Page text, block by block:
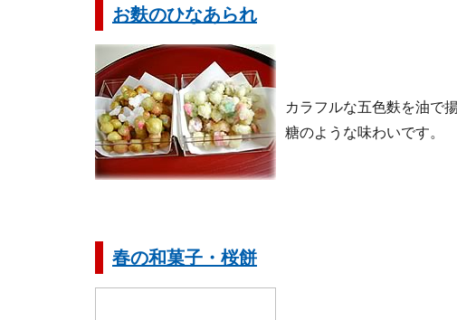
お麩のひなあられ
カラフルな五色麩を油で
糖のような味わいです。
春の和菓子・桜餅